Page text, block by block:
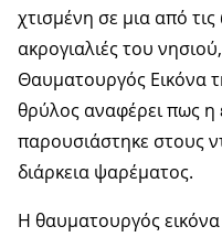
χτισμένη σε μια από
ακρογιαλιές του
Θαυματουργός Εικόνα
θρύλος αναφέρει πως η
παρουσιάστηκε στους
διάρκεια ψαρέματος.
Η θαυματουργός